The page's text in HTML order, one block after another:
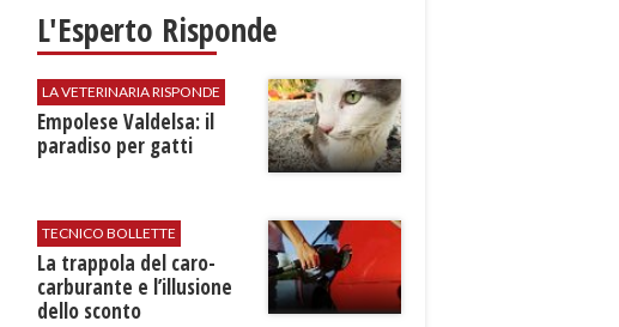
L'Esperto Risponde
LA VETERINARIA RISPONDE
Empolese Valdelsa: il
paradiso per gatti
TECNICO BOLLETTE
​La trappola del caro-
carburante e l’illusione
dello sconto